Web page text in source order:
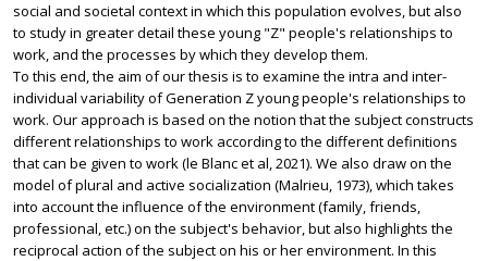
social and societal context in which this population evolves, but also
to study in greater detail these young "Z" people's relationships to
work, and the processes by which they develop them.
To this end, the aim of our thesis is to examine the intra and inter-
individual variability of Generation Z young people's relationships to
work. Our approach is based on the notion that the subject constructs
different relationships to work according to the different definitions
that can be given to work (le Blanc et al, 2021). We also draw on the
model of plural and active socialization (Malrieu, 1973), which takes
into account the influence of the environment (family, friends,
professional, etc.) on the subject's behavior, but also highlights the
reciprocal action of the subject on his or her environment. In this